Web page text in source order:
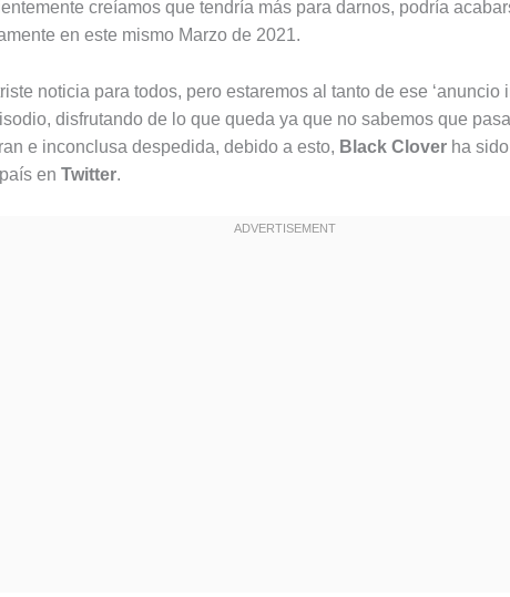
creíamos que tendría más para darnos, podría
en este mismo Marzo de 2021.
noticia para todos, pero estaremos al tanto de ese ‘anuncio
disfrutando de lo que queda ya que no sabemos que
e inconclusa despedida, debido a esto, Black Clover ha
en Twitter.